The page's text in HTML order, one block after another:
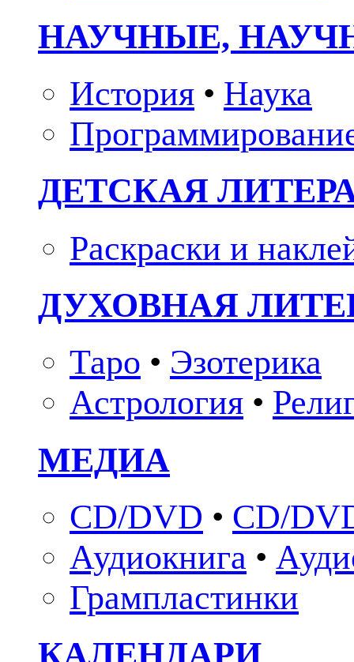
НАУЧНЫЕ,
История • Наука
ДЕТСКАЯ
Раскраски и
ДУХОВНАЯ
Таро • Эзотерика
Астрология •
МЕДИА
CD/DVD • CD/
Аудиокнига •
Грампластинки